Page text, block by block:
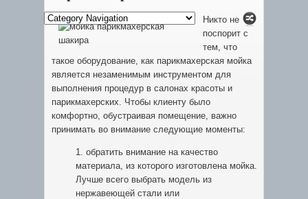
Никто не
поспорит с
тем, что
такое оборудование, как парикмахерская мойка
является незаменимым инструментом для
выполнения процедур в салонах красоты и
парикмахерских. Чтобы клиенту было
комфортно, обустраивая помещение, важно
принимать во внимание следующие моменты:
обратить внимание на качество
материала, из которого изготовлена мойка.
Лучше всего выбрать модель из
нержавеющей стали или